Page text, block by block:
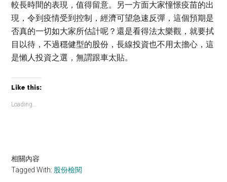
較長時間的表現，值得留意。另一方面大家憧憬疫苗的出
現，令到疫情受到控制，經濟可望急速反彈，這個預期是
否真的一切如大家所估計呢？還是看得法太樂觀，就要拭
目以待，不過穩健型的股份，長線投資也不用太擔心，這
是懶人投資之選，無謂跟車太貼。
Like this:
Loading...
相關內容
Tagged With: 股份檢閱